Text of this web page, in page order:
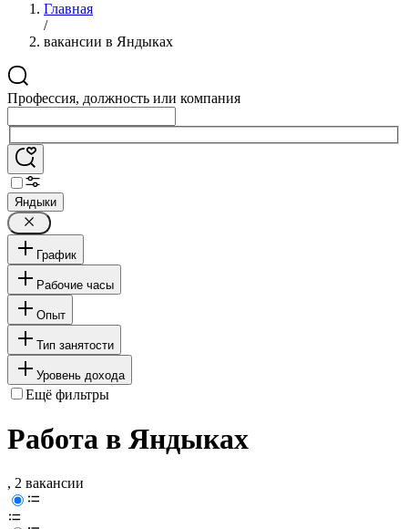
Главная
/
вакансии в Яндыках
Профессия, должность или компания
Яндыки
График
Рабочие часы
Опыт
Тип занятости
Уровень дохода
Ещё фильтры
Работа в Яндыках
, 2 вакансии